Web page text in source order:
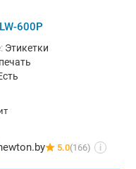
600P
Этикетки
5.0(166) i